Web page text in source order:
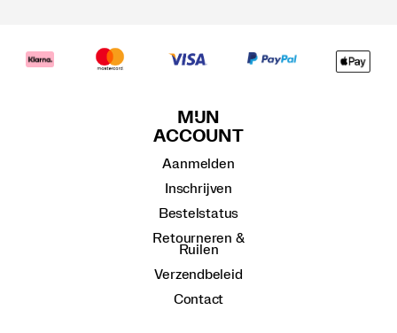
MIJN
ACCOUNT
Aanmelden
Inschrijven
Bestelstatus
Retourneren &
Ruilen
Verzendbeleid
Contact